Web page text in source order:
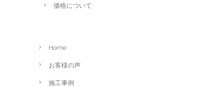
価格について
Home
お客様の声
施工事例